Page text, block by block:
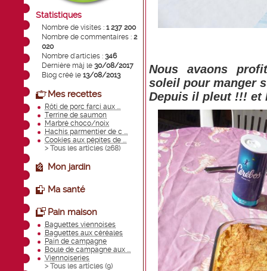
Statistiques
Nombre de visites : 1 237 200
Nombre de commentaires : 2
020
Nombre d'articles : 346
Dernière màj le 30/08/2017
Blog créé le 13/08/2013
Mes recettes
Rôti de porc farci aux ...
Terrine de saumon
Marbré choco/noix
Hachis parmentier de c ...
Cookies aux pépites de ...
> Tous les articles (268)
Mon jardin
Ma santé
Pain maison
Baguettes viennoises
Baguettes aux céréales
Pain de campagne
Boule de campagne aux ...
Viennoiseries
> Tous les articles (9)
Nous avaons
soleil pour manger
Depuis il pleut !!! et